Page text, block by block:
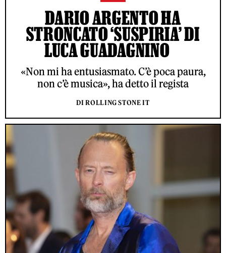
DARIO ARGENTO HA
STRONCATO ‘SUSPIRIA’ DI
LUCA GUADAGNINO
«Non mi ha entusiasmato. C’è poca paura,
non c’è musica», ha detto il regista
DI ROLLING STONE IT